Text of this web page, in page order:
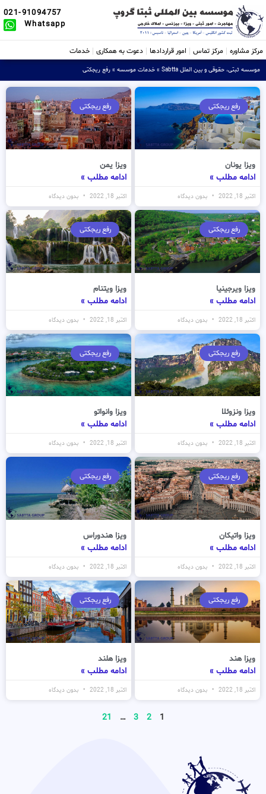
021-91094757
Whatsapp
مرکز مشاوره مرکز تماس امور قراردادها دعوت به همکاری خدمات
موسسه ثبتی، حقوقی و بین الملل Sabtta » خدمات موسسه » رفع ریجکتی
رفع ریجکتی
ویزا یونان
ادامه مطلب »
اکتبر 18, 2022 بدون دیدگاه
رفع ریجکتی
ویزا یمن
ادامه مطلب »
اکتبر 18, 2022 بدون دیدگاه
رفع ریجکتی
ویزا ویرجینیا
ادامه مطلب »
اکتبر 18, 2022 بدون دیدگاه
رفع ریجکتی
ویزا ویتنام
ادامه مطلب »
اکتبر 18, 2022 بدون دیدگاه
رفع ریجکتی
ویزا ونزوئلا
ادامه مطلب »
اکتبر 18, 2022 بدون دیدگاه
رفع ریجکتی
ویزا وانواتو
ادامه مطلب »
اکتبر 18, 2022 بدون دیدگاه
رفع ریجکتی
ویزا واتیکان
ادامه مطلب »
اکتبر 18, 2022 بدون دیدگاه
رفع ریجکتی
ویزا هندوراس
ادامه مطلب »
اکتبر 18, 2022 بدون دیدگاه
رفع ریجکتی
ویزا هند
ادامه مطلب »
اکتبر 18, 2022 بدون دیدگاه
رفع ریجکتی
ویزا هلند
ادامه مطلب »
اکتبر 18, 2022 بدون دیدگاه
1
2
3
…
21